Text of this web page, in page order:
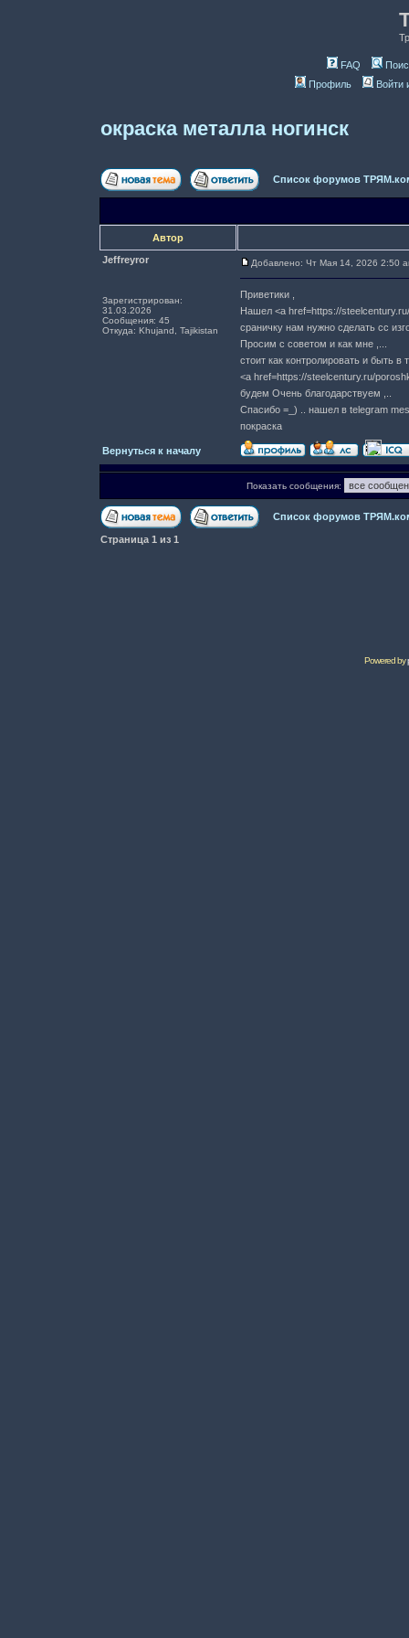
FAQ
Профиль
Войти
окраска металла ногинск
Список форумов
Автор
Jeffreyror
Зарегистрирован:
31.03.2026
Сообщения: 45
Откуда: Khujand, Tajikistan
Добавлено: Чт Мая 14, 2026 2:50
Приветики ,
Нашел <a href=https://
сраничку нам нужно сделать cc
Просим c советом и как мне ,...
стоит как контролировать и быть в
<a href=https://steelcentury.ru/
будем Очень благодарствуем ,..
Спасибо =_) .. нашел в telegram
покраска
Вернуться к началу
Показать сообщения:
Список форумов
Страница 1 из 1
Powered by